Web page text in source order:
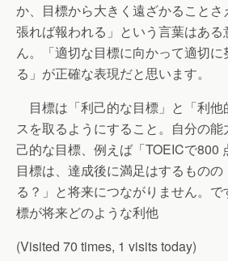
か、目標から大きく遠ざかること
張れば報われる」という言葉はあ
ん。「適切な目標に向かって適切
る」が正確な表現だと思います。
目標は「利己的な目標」と「利他
スを取るようにすること。自分の
己的な目標、例えば「TOEICで800
目標は、達成後に満足はするもの
る？」と将来につながりません。で
標が将来どのような利他
(Visited 70 times, 1 visits today)